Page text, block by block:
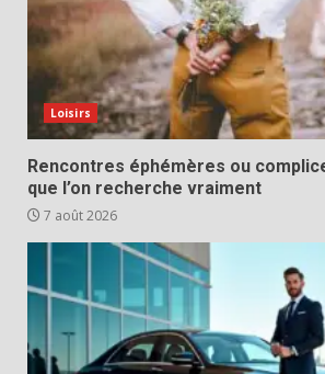
Loisirs
Rencontres éphémères ou
que l’on recherche vraiment
7 août 2026